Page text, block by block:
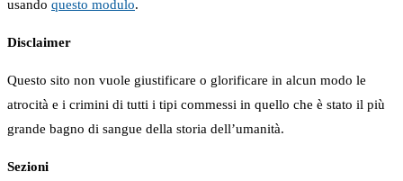
usando questo modulo.
Disclaimer
Questo sito non vuole giustificare o glorificare in alcun modo le
atrocità e i crimini di tutti i tipi commessi in quello che è stato il più
grande bagno di sangue della storia dell’umanità.
Sezioni